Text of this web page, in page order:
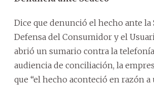
Dice que denunció el hecho ante la
Defensa del Consumidor y el
abrió un sumario contra la
audiencia de conciliación, la
que “el hecho aconteció en razón a